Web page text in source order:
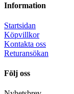
Information
Startsidan
Köpvillkor
Kontakta oss
Returansökan
Följ oss